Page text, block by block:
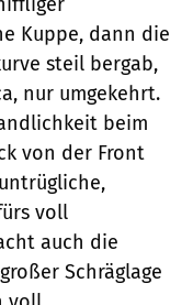
Kuppe, dann die
steil bergab,
nur umgekehrt.
beim
von der Front
voll
auch die
Schräglage